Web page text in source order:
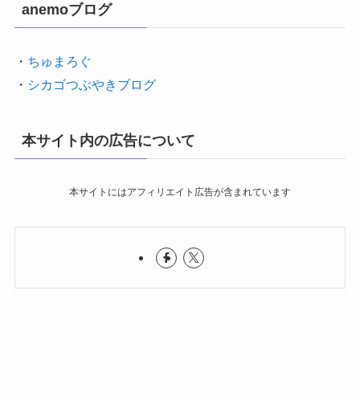
anemoブログ
・ ちゅまろぐ
・ シカゴつぶやきブログ
本サイト内の広告について
本サイトにはアフィリエイト広告が含まれています